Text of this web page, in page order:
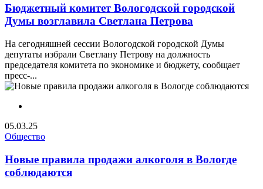
Бюджетный комитет Вологодской городской
Думы возглавила Светлана Петрова
На сегодняшней сессии Вологодской городской Думы
депутаты избрали Светлану Петрову на должность
председателя комитета по экономике и бюджету, сообщает
пресс-...
05.03.25
Общество
Новые правила продажи алкоголя в Вологде
соблюдаются